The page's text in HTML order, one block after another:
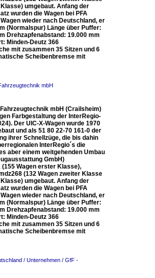
umgebaut. Anfang der
wurden die Wagen bei PFA
wieder nach Deutschland, er
(Normalspur) Länge über Puffer:
Drehzapfenabstand: 19.000 mm
Minden-Deutz 366
mit zusammen 35 Sitzen und 6
Scheibenbremse mit
mbH
mbH (Crailsheim)
Farbgestaltung der InterRegio-
Der UIC-X-Wagen wurde 1970
und als 51 80 22-70 161-0 der
ihrer Schnellzüge, die bis dahin
InterRegio´s die
aber einem weitgehenden Umbau
GmbH)
Wagen erster Klasse),
(132 Wagen zweiter Klasse
umgebaut. Anfang der
wurden die Wagen bei PFA
wieder nach Deutschland, er
(Normalspur) Länge über Puffer:
Drehzapfenabstand: 19.000 mm
Minden-Deutz 366
mit zusammen 35 Sitzen und 6
Scheibenbremse mit
/ Unternehmen / GfF -